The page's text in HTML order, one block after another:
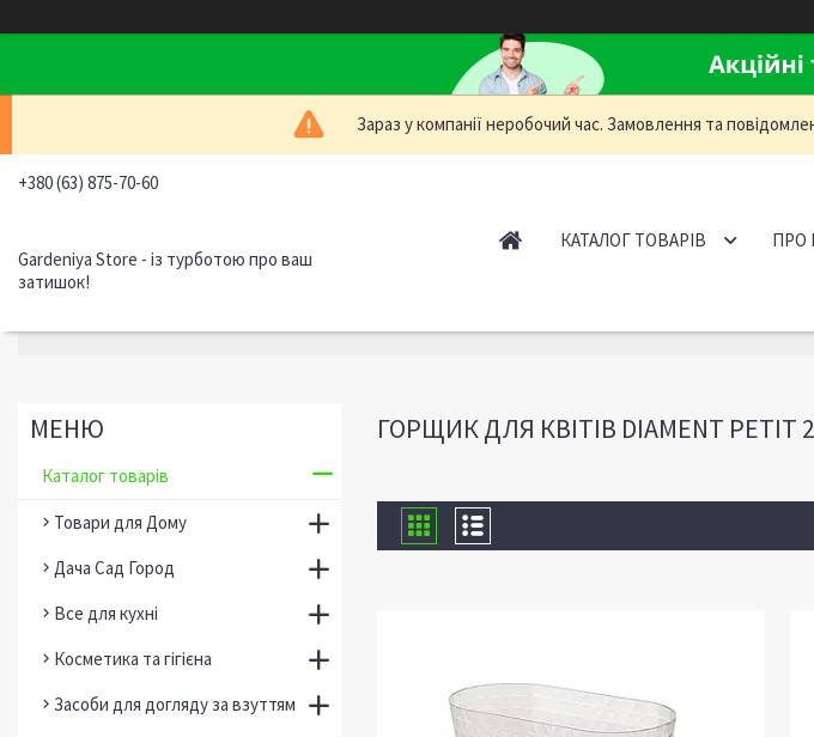
Зараз у компанії неробочий час. Замовлення та
+380 (63) 875-70-60
Gardeniya Store - із турботою про ваш
затишок!
КАТАЛОГ ТОВАРІВ ПРО
ГОРЩИК ДЛЯ КВІТІВ DIAMENT
Каталог товарів
Товари для Дому
Дача Сад Город
Все для кухні
Косметика та гігієна
Засоби для догляду за взуттям